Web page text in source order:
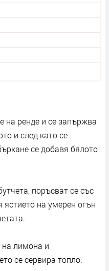
на ренде и се запържва
и след като се
се добавя бялото
поръсват се със
ястието на умерен огън
на лимона и
се сервира топло.